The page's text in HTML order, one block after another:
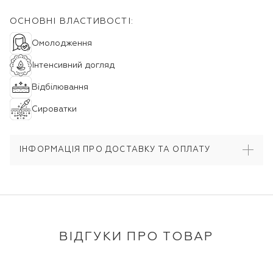
ОСНОВНІ ВЛАСТИВОСТІ:
Омолодження
Інтенсивний догляд
Відбілювання
Сироватки
ІНФОРМАЦІЯ ПРО ДОСТАВКУ ТА ОПЛАТУ
ВІДГУКИ ПРО ТОВАР